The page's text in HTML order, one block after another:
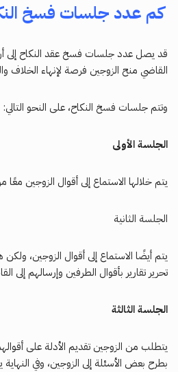
كم عدد جلسات فسخ
قد يصل عدد جلسات فسخ عقد النكاح إلى
القاضي منح الزوجين فرصة لإنهاء
وتتم جلسات فسخ النكاح، على النحو التالي:
الجلسة الأولى
يتم خلالها الاستماع إلى أقوال الزوجين
الجلسة الثانية
يتم أيضًا الاستماع إلى أقوال الزوجين،
تحرير تقارير بأقوال الطرفين وإرسالهم إلى
الجلسة الثالثة
يتطلب من الزوجين تقديم الأدلة على
بطرح بعض الأسئلة إلى الزوجين، وفي النهاية